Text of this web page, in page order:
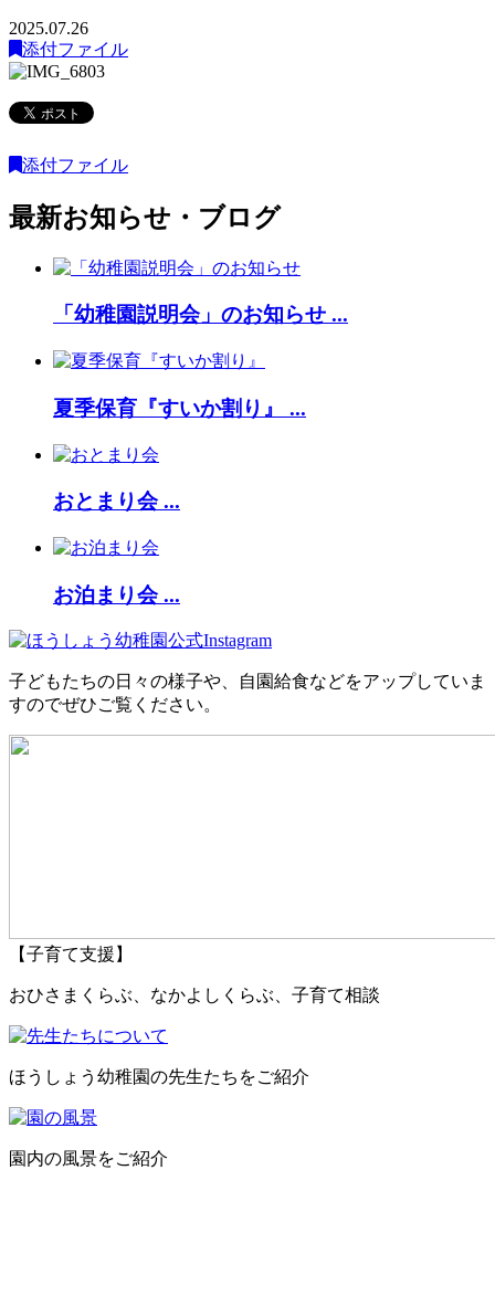
2025.07.26
添付ファイル
添付ファイル
最新お知らせ・ブログ
「幼稚園説明会」のお知らせ ...
夏季保育『すいか割り』 ...
おとまり会 ...
お泊まり会 ...
子どもたちの日々の様子や、自園給食などをアップしていま
すのでぜひご覧ください。
【子育て支援】
おひさまくらぶ、なかよしくらぶ、子育て相談
ほうしょう幼稚園の先生たちをご紹介
園内の風景をご紹介